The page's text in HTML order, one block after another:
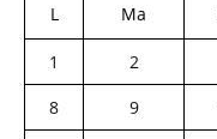
L Ma
1 2
8
9